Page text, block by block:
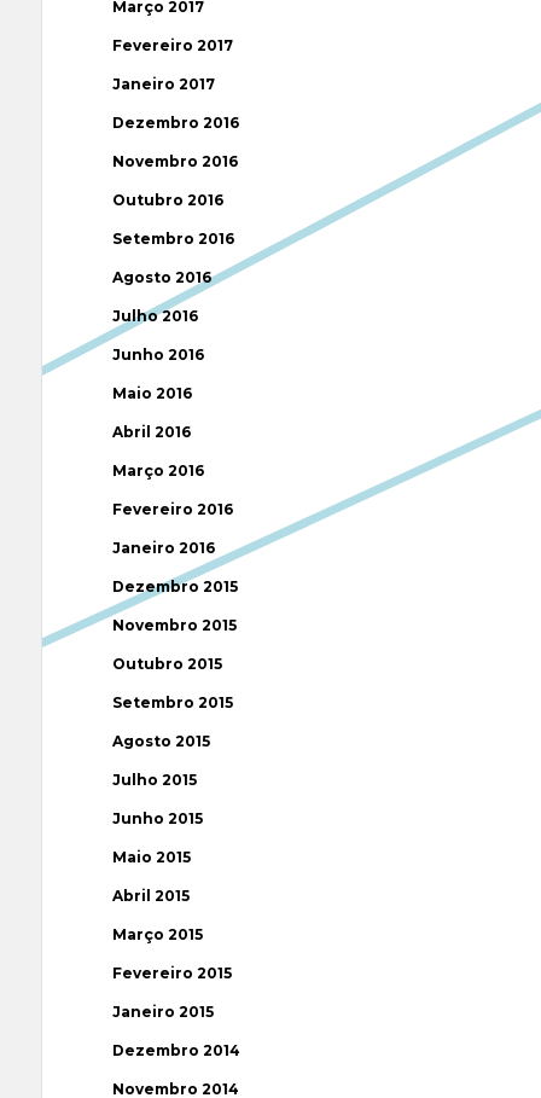
Março 2017
Fevereiro 2017
Janeiro 2017
Dezembro 2016
Novembro 2016
Outubro 2016
Setembro 2016
Agosto 2016
Julho 2016
Junho 2016
Maio 2016
Abril 2016
Março 2016
Fevereiro 2016
Janeiro 2016
Dezembro 2015
Novembro 2015
Outubro 2015
Setembro 2015
Agosto 2015
Julho 2015
Junho 2015
Maio 2015
Abril 2015
Março 2015
Fevereiro 2015
Janeiro 2015
Dezembro 2014
Novembro 2014